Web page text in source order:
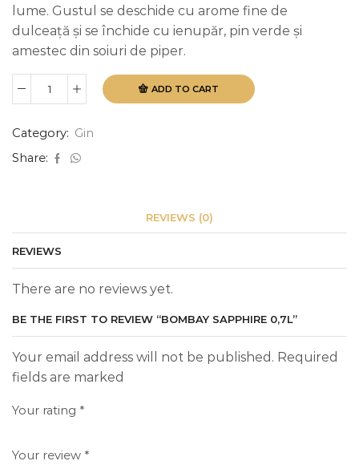
lume. Gustul se deschide cu arome fine de
dulceață și se închide cu ienupăr, pin verde și
amestec din soiuri de piper.
Bombay
quantity
ADD TO CART
Category: Gin
Share:
REVIEWS (0)
REVIEWS
There are no reviews yet.
BE THE FIRST TO REVIEW “BOMBAY SAPPHIRE 0,7L”
Your email address will not be published. Required
fields are marked
Your rating *
Your review *